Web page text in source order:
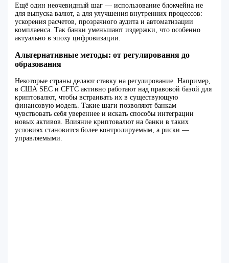
Ещё один неочевидный шаг — использование блокчейна не
для выпуска валют, а для улучшения внутренних процессов:
ускорения расчетов, прозрачного аудита и автоматизации
комплаенса. Так банки уменьшают издержки, что особенно
актуально в эпоху цифровизации.
Альтернативные методы: от регулирования до
образования
Некоторые страны делают ставку на регулирование. Например,
в США SEC и CFTC активно работают над правовой базой для
криптовалют, чтобы встраивать их в существующую
финансовую модель. Такие шаги позволяют банкам
чувствовать себя увереннее и искать способы интеграции
новых активов. Влияние криптовалют на банки в таких
условиях становится более контролируемым, а риски —
управляемыми.